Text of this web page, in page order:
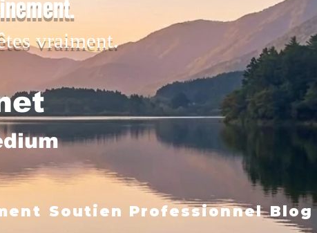
vraiment.
Soutien Professionnel Blog